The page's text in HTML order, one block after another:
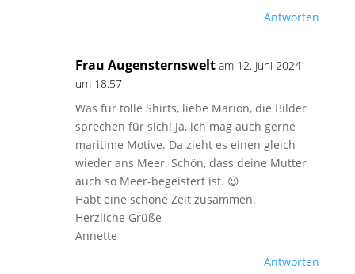
Antworten
Frau Augensternswelt am 12. Juni 2024
um 18:57
Was für tolle Shirts, liebe Marion, die Bilder
sprechen für sich! Ja, ich mag auch gerne
maritime Motive. Da zieht es einen gleich
wieder ans Meer. Schön, dass deine Mutter
auch so Meer-begeistert ist. 😉
Habt eine schöne Zeit zusammen.
Herzliche Grüße
Annette
Antworten